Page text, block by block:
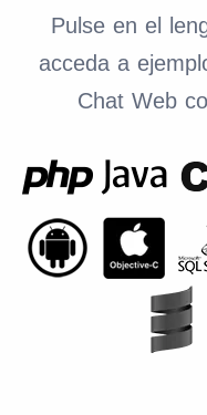
Pulse en el
acceda a
Chat Web